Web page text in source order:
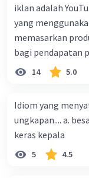
iklan adalah
yang
memasarkan produknya. (3) Promosi
bagi pendapatan perusahaan.
suatu produk
perusahaan kepada
menjadi teks eksposisi
(4)-(5) B. (2)-(1)-(3)-(4)-(5) C. (3)-(1)-(2)-(5)-(4) D. (3)-(5)-
(4)-(1)-(2)
14 5.0
Idiom yang
ungkapan.... a. besar kepala b. besar mulut c. tinggi hati d.
keras kepala
5 4.5